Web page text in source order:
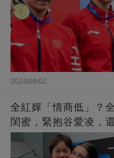
2024/08/02
全紅嬋「情商低」？
閨蜜，緊抱谷愛凌，